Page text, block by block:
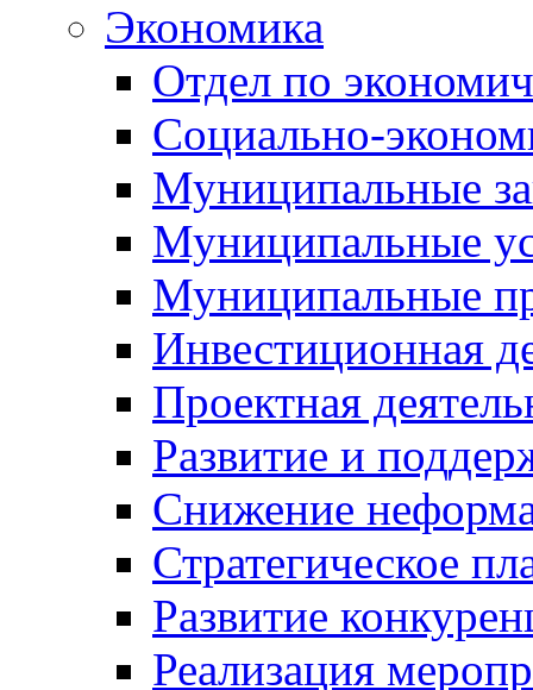
Экономика
Отдел по
Социально-
Муниципальные
Муниципальные
Муниципальные
Инвестиционная
Проектная
Развитие и
Снижение
Стратегическое
Развитие
Реализация